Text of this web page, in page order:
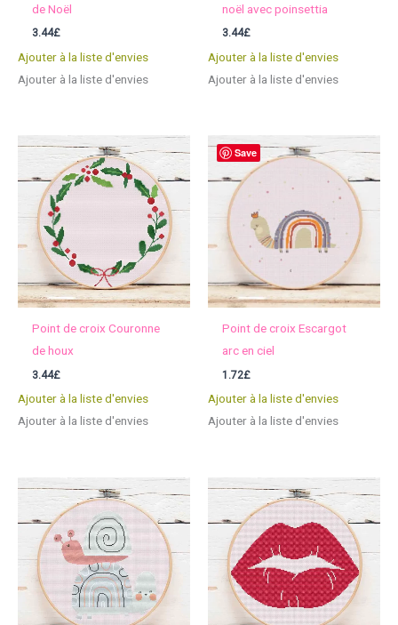
de Noël
3.44£
Ajouter à la liste d'envies
Ajouter à la liste d'envies
noël avec poinsettia
3.44£
Ajouter à la liste d'envies
Ajouter à la liste d'envies
Point de croix Couronne
de houx
3.44£
Ajouter à la liste d'envies
Ajouter à la liste d'envies
Point de croix Escargot
arc en ciel
1.72£
Ajouter à la liste d'envies
Ajouter à la liste d'envies
Save